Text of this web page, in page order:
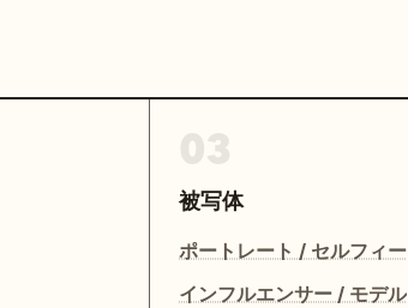
被写体
ポートレート / セルフィー
インフルエンサー / モデル